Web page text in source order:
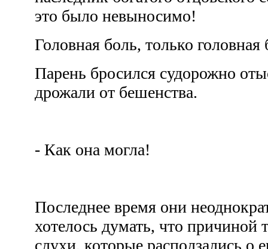
это было невыносимо!
Головная боль, только
Парень бросился судорожно
дрожали от бешенства.
- Как она могла!
Последнее время они
хотелось думать, что причиной
слухи, которые расползались о